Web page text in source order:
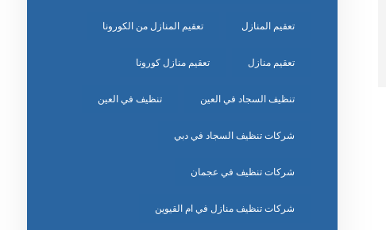
تعقيم المنازل تعقيم المنازل من الكورونا
تعقيم منازل تعقيم منازل كورونا
تنظيف السجاد في العين تنظيف في العين
شركات تنظيف السجاد في دبي
شركات تنظيف في عجمان
شركات تنظيف منازل في ام القيوين